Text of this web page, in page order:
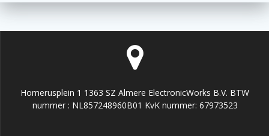
Homerusplein 1 1363 SZ Almere ElectronicWorks B.V. BTW
nummer : NL857248960B01 KvK nummer: 67973523